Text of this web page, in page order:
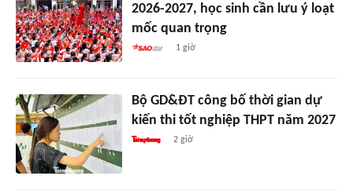
2026-2027, học sinh cần lưu ý loạt
mốc quan trọng
1 giờ
Bộ GD&ĐT công bố thời gian dự
kiến thi tốt nghiệp THPT năm 2027
2 giờ